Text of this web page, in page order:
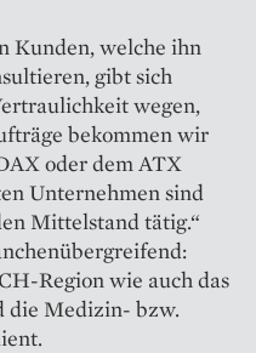
Kunden, welche ihn
gibt sich
wegen,
bekommen wir
oder dem ATX
Unternehmen sind
Mittelstand tätig.“
Region wie auch das
die Medizin- bzw.